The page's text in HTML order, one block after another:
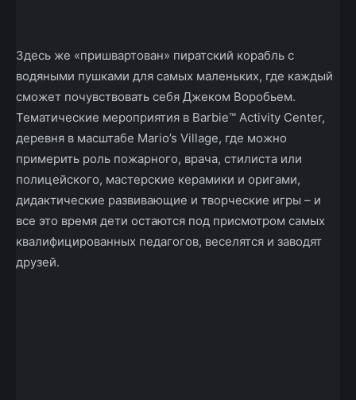
Здесь же «пришвартован» пиратский корабль с
водяными пушками для самых маленьких, где каждый
сможет почувствовать себя Джеком Воробьем.
Тематические мероприятия в Barbie™ Activity Center,
деревня в масштабе Mario’s Village, где можно
примерить роль пожарного, врача, стилиста или
полицейского, мастерские керамики и оригами,
дидактические развивающие и творческие игры – и
все это время дети остаются под присмотром самых
квалифицированных педагогов, веселятся и заводят
друзей.